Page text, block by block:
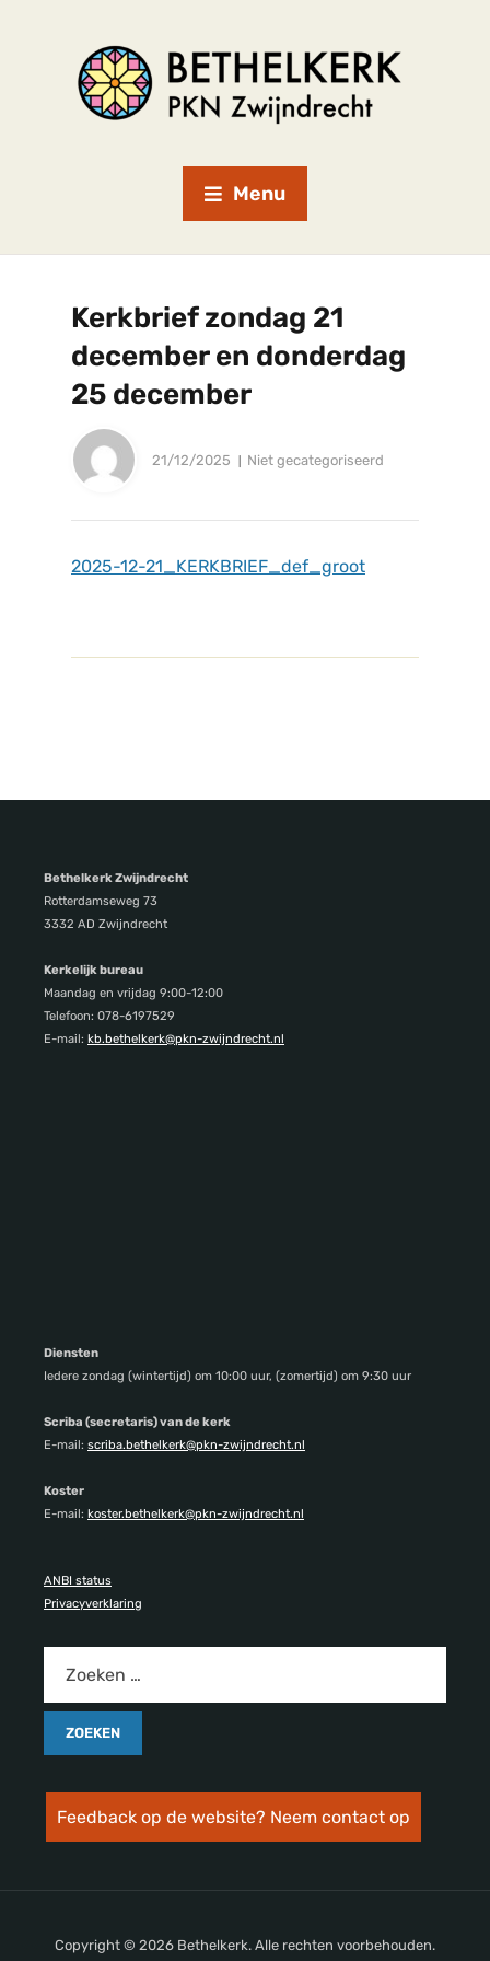
Menu
Kerkbrief zondag 21
december en donderdag
25 december
21/12/2025 Niet gecategoriseerd
2025-12-21_KERKBRIEF_def_groot
Bethelkerk Zwijndrecht
Rotterdamseweg 73
3332 AD Zwijndrecht
Kerkelijk bureau
Maandag en vrijdag 9:00-12:00
Telefoon: 078-6197529
E-mail: kb.bethelkerk@pkn-zwijndrecht.nl
Diensten
Iedere zondag (wintertijd) om 10:00 uur, (zomertijd) om 9:30 uur
Scriba (secretaris) van de kerk
E-mail: scriba.bethelkerk@pkn-zwijndrecht.nl
Koster
E-mail: koster.bethelkerk@pkn-zwijndrecht.nl
ANBI status
Privacyverklaring
Feedback op de website? Neem contact op
Copyright © 2026 Bethelkerk. Alle rechten voorbehouden.